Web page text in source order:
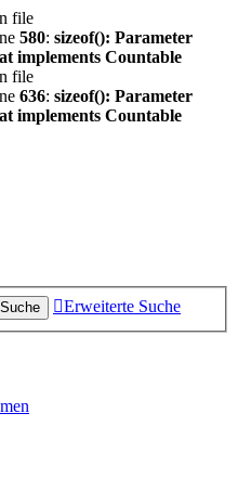
file
580: sizeof(): Parameter
implements Countable
file
636: sizeof(): Parameter
implements Countable
Suche Erweiterte Suche